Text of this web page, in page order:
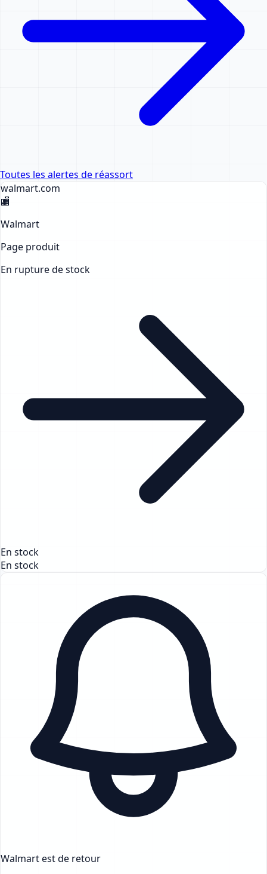
Toutes les alertes de réassort
walmart.com
🏬
Walmart
Page produit
En rupture de stock
En stock
En stock
Walmart est de retour